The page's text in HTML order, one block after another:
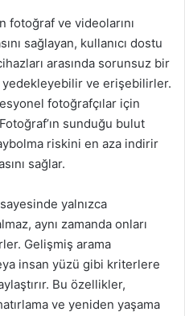
fotoğraf ve videolarını
sağlayan, kullanıcı dostu
arasında sorunsuz bir
yedekleyebilir ve erişebilirler.
fotoğrafçılar için
sunduğu bulut
riskini en aza indirir
sağlar.
yalnızca
aynı zamanda onları
Gelişmiş arama
insan yüzü gibi kriterlere
Bu özellikler,
hatırlama ve yeniden yaşama